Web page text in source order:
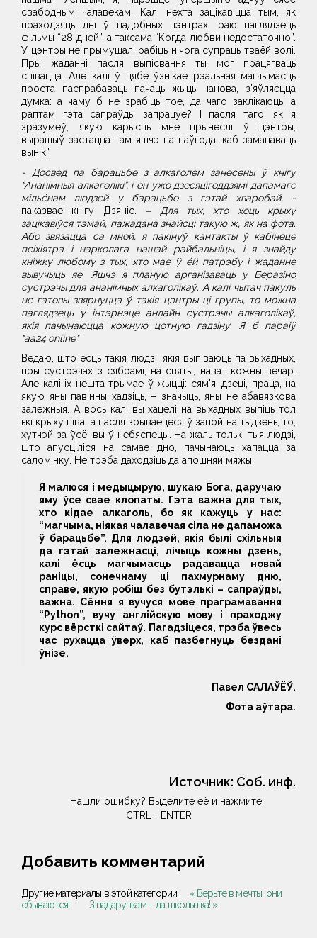
свабодным чалавекам. Калі нехта зацікавіцца тым, як
праходзяць дні ў падобных цэнтрах, раю паглядзець
фільмы “28 дней”, а таксама “Когда любви недостаточно”.
У цэнтры не прымушалі рабіць нічога супраць тваёй волі.
Пры жаданні пасля выпісвання ты мог працягваць
співацца. Але калі ў цябе ўзнікае рэальная магчымасць
проста паспрабаваць пачаць жыць нанова, з'яўляецца
думка: а чаму б не зрабіць тое, да чаго заклікаюць, а
раптам гэта сапраўды запрацуе? І пасля таго, як я
зразумеў, якую карысць мне прынеслі ў цэнтры,
вырашыў застацца там яшчэ на паўгода, каб замацаваць
вынік”.
- Досвед па барацьбе з алкаголем занесены ў кнігу
“Ананімныя алкаголікі”, і ён ужо дзесяцігоддзямі дапамаге
мільёнам людзей у барацьбе з гэтай хваробай, -
паказвае кнігу Дзяніс.
– Для тых, хто хоць крыху
зацікавіўся тэмай, пажадана знайсці такую ж, як на фота.
Або звязацца са мной, я пакінуў кантакты ў кабінеце
псіхіятра і нарколага нашай райбальніцы, і я знайду
кніжку любому з тых, хто мае ў ёй патрэбу і жаданне
вывучыць яе. Яшчэ я планую арганізаваць у Беразіно
сустрэчы для ананімных алкаголікаў. А калі чытач пакуль
не гатовы звярнуцца ў такія цэнтры ці групы, то можна
паглядзець у інтэрнэце анлайн сустрэчы алкаголікаў,
якія пачынаюцца кожную цотную гадзіну. Я б параіў
"аа24.online".
Ведаю, што ёсць такія людзі, якія выпіваюць па выхадных,
пры сустрэчах з сябрамі, на святы, нават кожны вечар.
Але калі іх нешта трымае ў жыцці: сям'я, дзеці, праца, на
якую яны павінны хадзіць, – значыць, яны не абавязкова
залежныя. А вось калі вы хацелі на выхадных выпіць тол
ькі крыху піва, а пасля зрываецеся ў запой на тыдзень, то,
хутчэй за ўсё, вы ў небяспецы. На жаль толькі тыя людзі,
што апусціліся на самае дно, пачынаюць хапацца за
саломінку. Не трэба даходзіць да апошняй мяжы.
Я малюся і медыцырую, шукаю Бога, даручаю
яму ўсе свае клопаты. Гэта важна для тых,
хто кідае алкаголь, бо як кажуць у нас:
“магчыма, ніякая чалавечая сіла не дапаможа
ў барацьбе”. Для людзей, якія былі схільныя
да гэтай залежнасці, лічыць кожны дзень,
калі ёсць магчымасць радавацца новай
раніцы, сонечнаму ці пахмурнаму дню,
справе, якую робіш без бутэлькі – сапраўды,
важна. Сёння я вучуся мове праграмавання
“Python”, вучу англійскую мову і праходжу
курс вёрсткі сайтаў. Пагадзіцеся, трэба ўвесь
час рухацца ўверх, каб пазбегнуць бездані
ўнізе.
Павел САЛАЎЁЎ.
Фота аўтара.
Источник: Соб. инф.
Нашли ошибку? Выделите её и нажмите
CTRL + ENTER
Добавить комментарий
Другие материалы в этой категории:
« Верьте в мечты: они
сбываются!
З падарункам – да школьніка! »